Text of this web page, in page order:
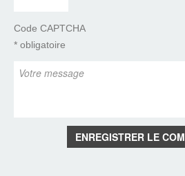
Code CAPTCHA
* obligatoire
ENREGISTRER LE